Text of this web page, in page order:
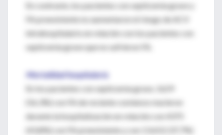
En contraste, los pacientes con septicemia grave y
FA preexistente no aumentaron el riesgo de ACV
intrahospitalario en relación con los pacientes con
septicemia grave que no sufrieron FA.
Mortalidad hospitalaria
En los pacientes con septicemia grave, 1629
(56,3%) con FA de reciente comienzo murieron
durante la hospitalización en relación con 4375
(43,8%) con FA preexistente y con 13.652 (37,7%)